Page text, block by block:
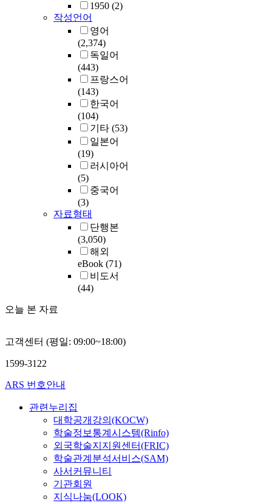
1950 (2)
작성언어
영어
(2,374)
독일어
(443)
프랑스어
(143)
한국어
(104)
기타 (53)
일본어
(19)
러시아어
(5)
중국어
(3)
자료형태
단행본
(3,050)
해외
eBook (71)
비도서
(44)
오늘 본 자료
고객센터 (평일: 09:00~18:00)
1599-3122
ARS 번호안내
관련누리집
대학공개강의(KOCW)
학술정보통계시스템(Rinfo)
외국학술지지원센터(FRIC)
학술관계분석서비스(SAM)
사서커뮤니티
기관회원
지식나눔(LOOK)